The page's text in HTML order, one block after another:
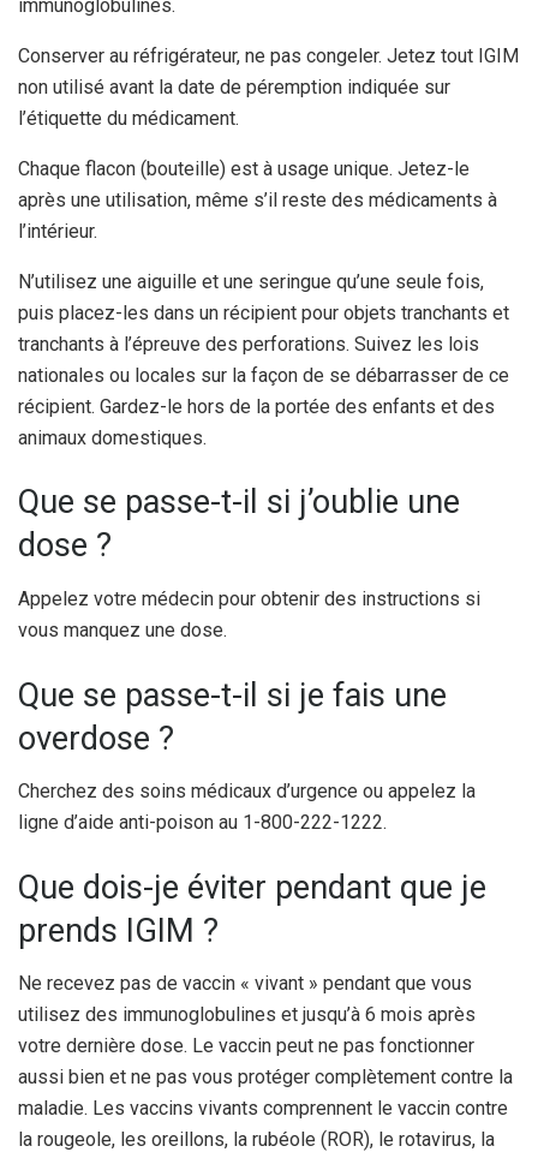
immunoglobulines.
Conserver au réfrigérateur, ne pas congeler. Jetez tout IGIM
non utilisé avant la date de péremption indiquée sur
l’étiquette du médicament.
Chaque flacon (bouteille) est à usage unique. Jetez-le
après une utilisation, même s’il reste des médicaments à
l’intérieur.
N’utilisez une aiguille et une seringue qu’une seule fois,
puis placez-les dans un récipient pour objets tranchants et
tranchants à l’épreuve des perforations. Suivez les lois
nationales ou locales sur la façon de se débarrasser de ce
récipient. Gardez-le hors de la portée des enfants et des
animaux domestiques.
Que se passe-t-il si j’oublie une
dose ?
Appelez votre médecin pour obtenir des instructions si
vous manquez une dose.
Que se passe-t-il si je fais une
overdose ?
Cherchez des soins médicaux d’urgence ou appelez la
ligne d’aide anti-poison au 1-800-222-1222.
Que dois-je éviter pendant que je
prends IGIM ?
Ne recevez pas de vaccin « vivant » pendant que vous
utilisez des immunoglobulines et jusqu’à 6 mois après
votre dernière dose. Le vaccin peut ne pas fonctionner
aussi bien et ne pas vous protéger complètement contre la
maladie. Les vaccins vivants comprennent le vaccin contre
la rougeole, les oreillons, la rubéole (ROR), le rotavirus, la